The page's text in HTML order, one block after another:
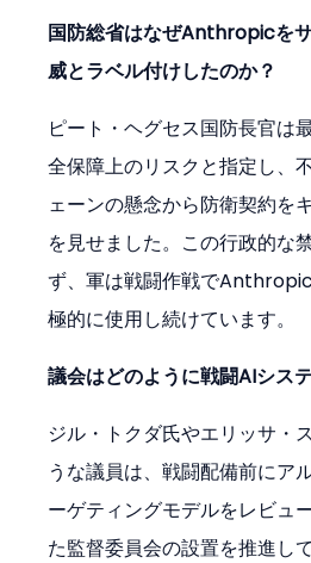
国防総省はなぜAnthropicを
威とラベル付けしたのか？
ピート・ヘグセス国防長官
全保障上のリスクと指定し、
ェーンの懸念から防衛契約を
を見せました。この行政的な
ず、軍は戦闘作戦で
極的に使用し続けています。
議会はどのように戦闘AIシス
ジル・トクダ氏やエリッサ・
うな議員は、戦闘配備前にア
ーゲティングモデルをレビュ
た監督委員会の設置を推進し